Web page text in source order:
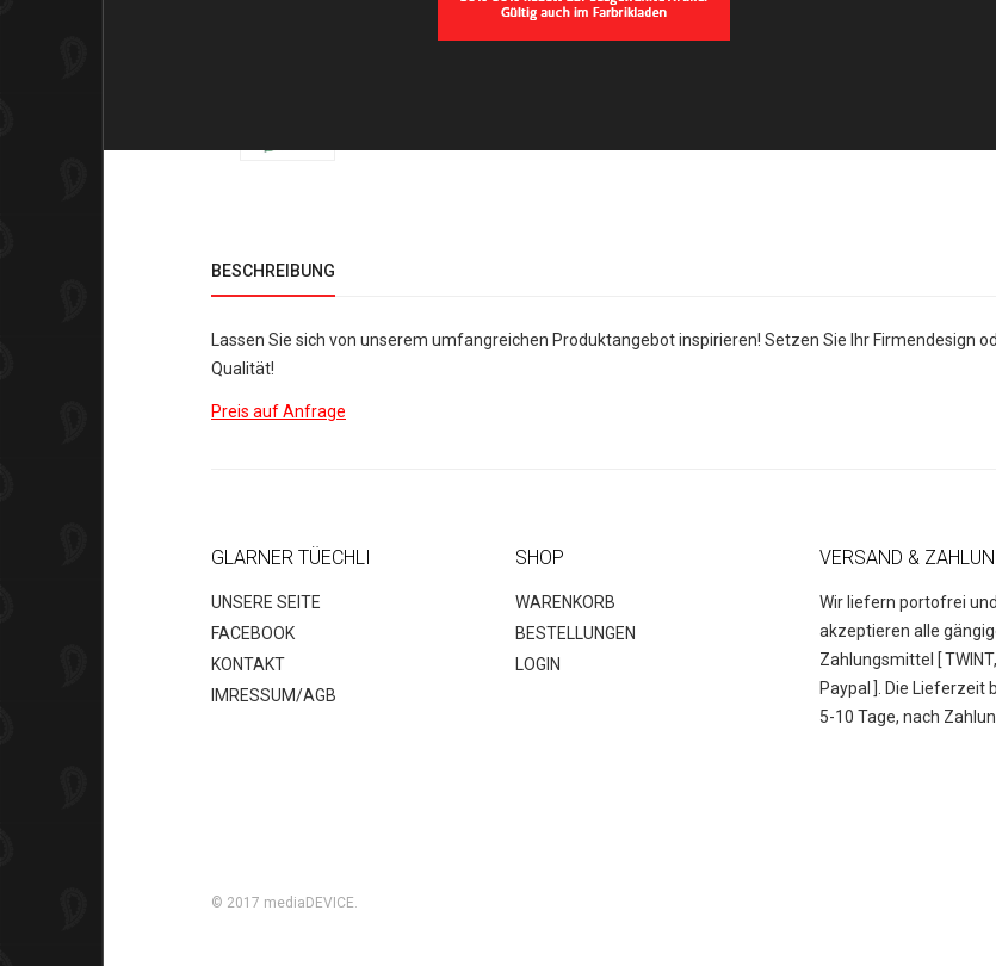
BESCHREIBUNG
Lassen Sie sich von unserem umfangreichen Produktangebot inspirieren! Setzen Sie Ihr Firmendesign
Qualität!
Preis auf Anfrage
GLARNER TÜECHLI
UNSERE SEITE
FACEBOOK
KONTAKT
IMRESSUM/AGB
SHOP
WARENKORB
BESTELLUNGEN
LOGIN
VERSAND &
Wir liefern portofrei und
akzeptieren alle
Zahlungsmittel [
Paypal
]. Die Lieferzeit
5-10 Tage, nach
© 2017 mediaDEVICE.